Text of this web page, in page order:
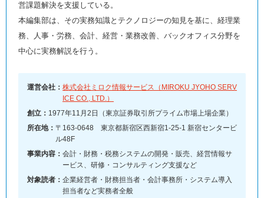
営課題解決を支援している。
本編集部は、その実務知識とテクノロジーの知見を基に、経理業
務、人事・労務、会計、経営・業務改善、バックオフィス分野を
中心に実務解説を行う。
運営会社： 株式会社ミロク情報サービス（MIROKU JYOHO SERV
ICE CO., LTD.）
創立： 1977年11月2日（東京証券取引所プライム市場上場企業）
所在地： 〒163-0648 東京都新宿区西新宿1-25-1 新宿センタービ
ル48F
事業内容： 会計・財務・税務システムの開発・販売、経営情報サ
ービス、研修・コンサルティング支援など
対象読者： 企業経営者・財務担当者・会計事務所・システム導入
担当者など実務者全般